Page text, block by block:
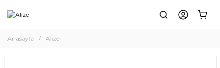
Anasayfa Alize